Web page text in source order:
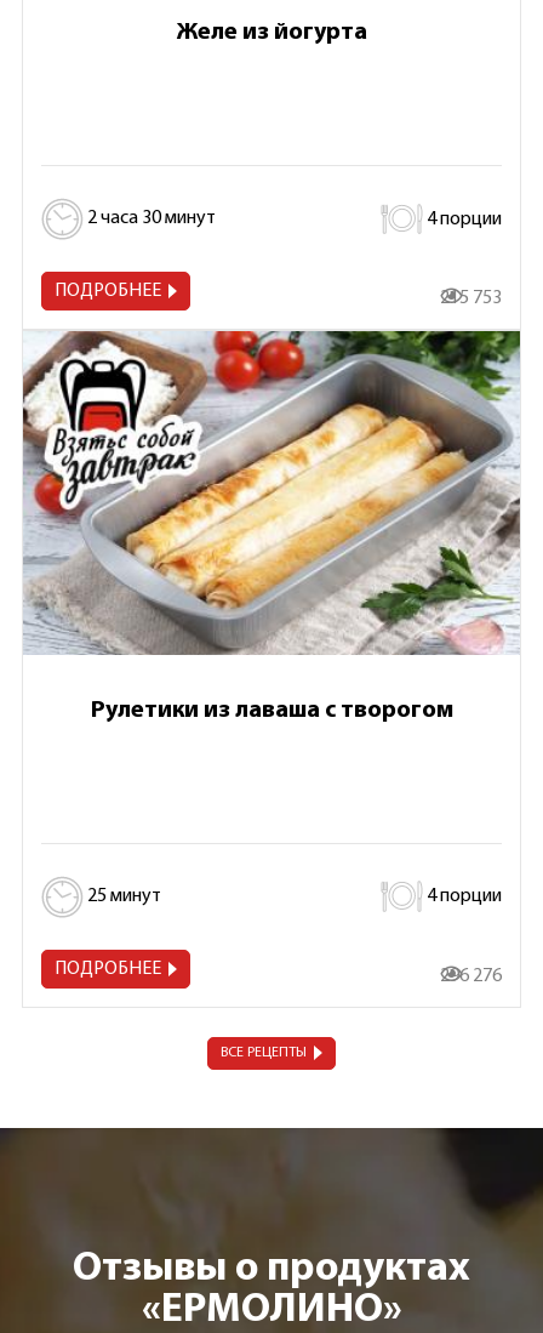
Желе из йогурта
2 часа 30 минут 4 порции
ПОДРОБНЕЕ 215 753
Рулетики из лаваша с творогом
25 минут 4 порции
ПОДРОБНЕЕ 296 276
ВСЕ РЕЦЕПТЫ
Отзывы о продуктах
«ЕРМОЛИНО»